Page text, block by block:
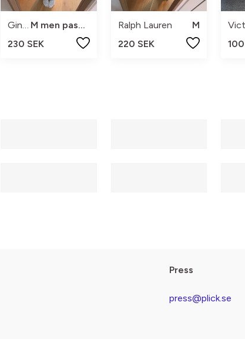
Gina Tricot
M men passar mig som är S
230 SEK
Ralph Lauren
M
220 SEK
Press
press@plick.se